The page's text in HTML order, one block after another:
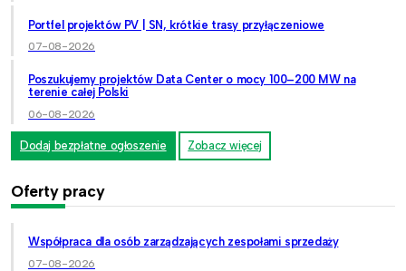
Portfel projektów PV | SN, krótkie trasy przyłączeniowe
07-08-2026
Poszukujemy projektów Data Center o mocy 100–200 MW na
terenie całej Polski
06-08-2026
Dodaj bezpłatne ogłoszenie Zobacz więcej
Oferty pracy
Współpraca dla osób zarządzających zespołami sprzedaży
07-08-2026